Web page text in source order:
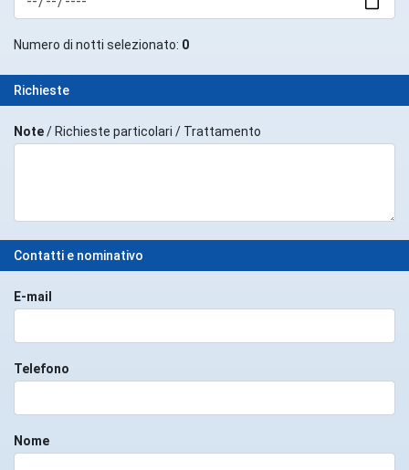
Numero di notti selezionato: 0
Richieste
Note/ Richieste particolari / Trattamento
Contatti e nominativo
E-mail
Telefono
Nome